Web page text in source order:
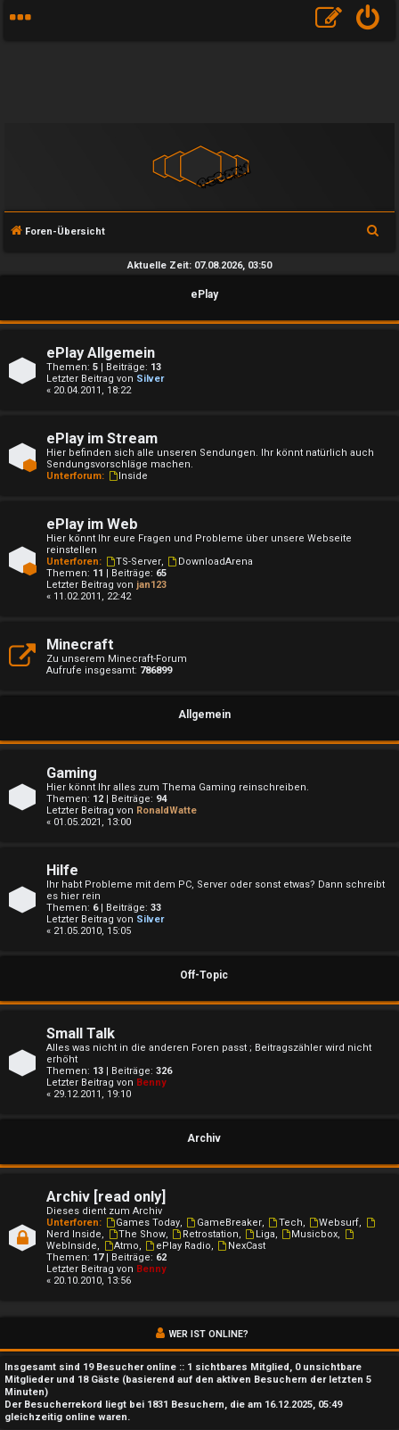
U
e
t
r
t
e
T
m
n
k
i
h
e
m
Foren-Übersicht
c
Aktuelle Zeit: 07.08.2026, 03:50
ePlay
ePlay Allgemein
Themen: 5 | Beiträge: 13
Letzter Beitrag von Silver
« 20.04.2011, 18:22
ePlay im Stream
Hier befinden sich alle unseren Sendungen. Ihr könnt natürlich auch
Sendungsvorschläge machen.
Unterforum:
Inside
ePlay im Web
Hier könnt Ihr eure Fragen und Probleme über unsere Webseite
reinstellen
Unterforen:
TS-Server,
DownloadArena
Themen: 11 | Beiträge: 65
Letzter Beitrag von jan123
« 11.02.2011, 22:42
Minecraft
Zu unserem Minecraft-Forum
Aufrufe insgesamt: 786899
Allgemein
Gaming
Hier könnt Ihr alles zum Thema Gaming reinschreiben.
Themen: 12 | Beiträge: 94
Letzter Beitrag von RonaldWatte
« 01.05.2021, 13:00
Hilfe
Ihr habt Probleme mit dem PC, Server oder sonst etwas? Dann schreibt
es hier rein
Themen: 6| Beiträge: 33
Letzter Beitrag von Silver
« 21.05.2010, 15:05
Off-Topic
Small Talk
Alles was nicht in die anderen Foren passt ; Beitragszähler wird nicht
erhöht
Themen: 13 | Beiträge: 326
Letzter Beitrag von Benny
« 29.12.2011, 19:10
Archiv
Archiv [read only]
Dieses dient zum Archiv
Unterforen:
Games Today, GameBreaker, Tech, Websurf,
Nerd Inside, The Show, Retrostation, Liga, Musicbox,
WebInside, Atmo, ePlay Radio,
NexCast
Themen: 17| Beiträge: 62
Letzter Beitrag von Benny
« 20.10.2010, 13:56
WER IST ONLINE?
Insgesamt sind 19Besucher online :: 1 sichtbares Mitglied, 0 unsichtbare
Mitglieder und 18 Gäste (basierend auf den aktiven Besuchern der letzten 5
Minuten)
Der Besucherrekord liegt bei 1831 Besuchern, die am 16.12.2025, 05:49
gleichzeitig online waren.